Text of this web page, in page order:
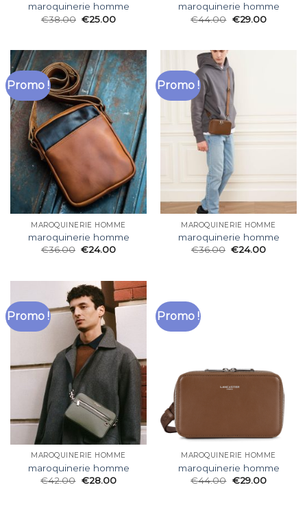
maroquinerie homme
€38.00 €25.00
maroquinerie homme
€44.00 €29.00
Promo !
MAROQUINERIE HOMME
maroquinerie homme
€36.00 €24.00
Promo !
MAROQUINERIE HOMME
maroquinerie homme
€36.00 €24.00
Promo !
MAROQUINERIE HOMME
maroquinerie homme
€42.00 €28.00
Promo !
MAROQUINERIE HOMME
maroquinerie homme
€44.00 €29.00